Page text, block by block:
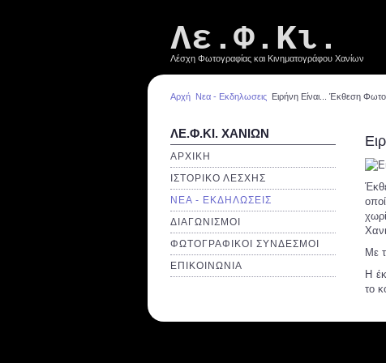
Λε.Φ.Κι.
Λέσχη Φωτογραφίας και Κινηματογράφου Χανίων
Αρχή Νεα - Εκδηλωσεις Ειρήνη Είναι... Έκθεση
ΛΕ.Φ.ΚΙ. ΧΑΝΙΩΝ
ΑΡΧΙΚΗ
ΙΣΤΟΡΙΚΟ ΛΕΣΧΗΣ
ΝΕΑ - ΕΚΔΗΛΩΣΕΙΣ
ΔΙΑΓΩΝΙΣΜΟΙ
ΦΩΤΟΓΡΑΦΙΚΟΙ ΣΥΝΔΕΣΜΟΙ
ΕΠΙΚΟΙΝΩΝΙΑ
Με
Η
το